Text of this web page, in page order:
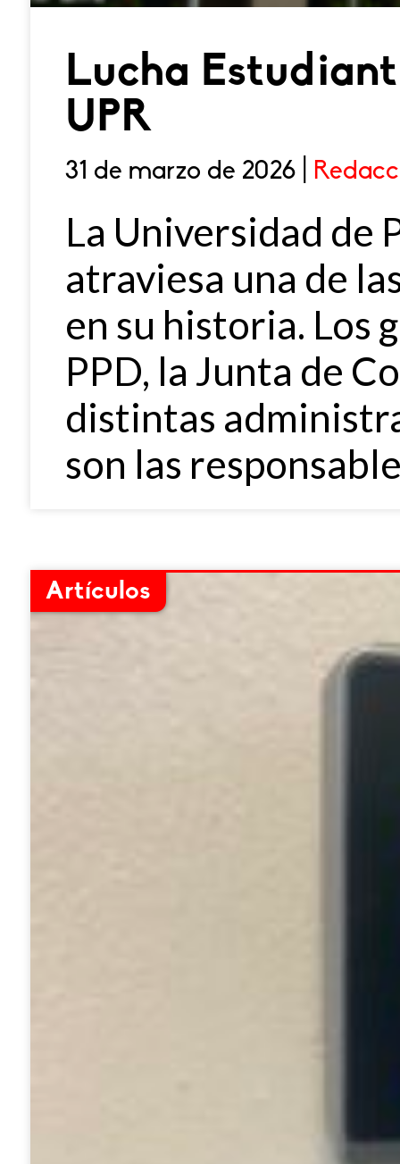
Lucha
UPR
31 de marzo de 2026 |
La Universidad de
atraviesa una de
en su historia. Los
PPD, la Junta de
distintas
son las
Artículos